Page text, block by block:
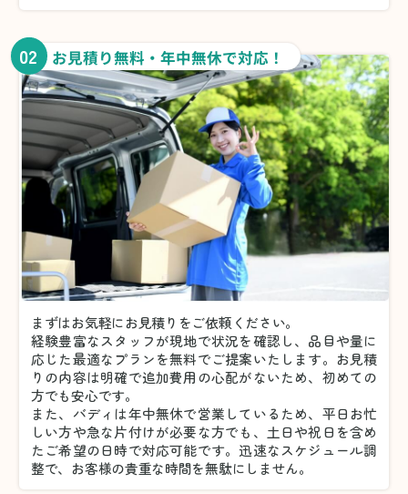
02 お見積り無料・年中無休で対応！
まずはお気軽にお見積りをご依頼ください。
経験豊富なスタッフが現地で状況を確認し、品目や量に
応じた最適なプランを無料でご提案いたします。お見積
りの内容は明確で追加費用の心配がないため、初めての
方でも安心です。
また、バディは年中無休で営業しているため、平日お忙
しい方や急な片付けが必要な方でも、土日や祝日を含め
たご希望の日時で対応可能です。迅速なスケジュール調
整で、お客様の貴重な時間を無駄にしません。